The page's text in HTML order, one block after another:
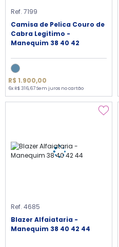
Ref. 7199
Camisa de Pelica Couro de
Cabra Legitimo -
Manequim 38 40 42
R$ 1.900,00
6x R$ 316,67 Sem juros no cartão
Ref. 4685
Blazer Alfaiataria -
Manequim 38 40 42 44